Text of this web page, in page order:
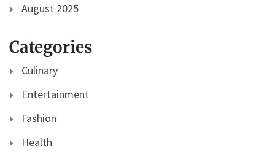
August 2025
Categories
Culinary
Entertainment
Fashion
Health